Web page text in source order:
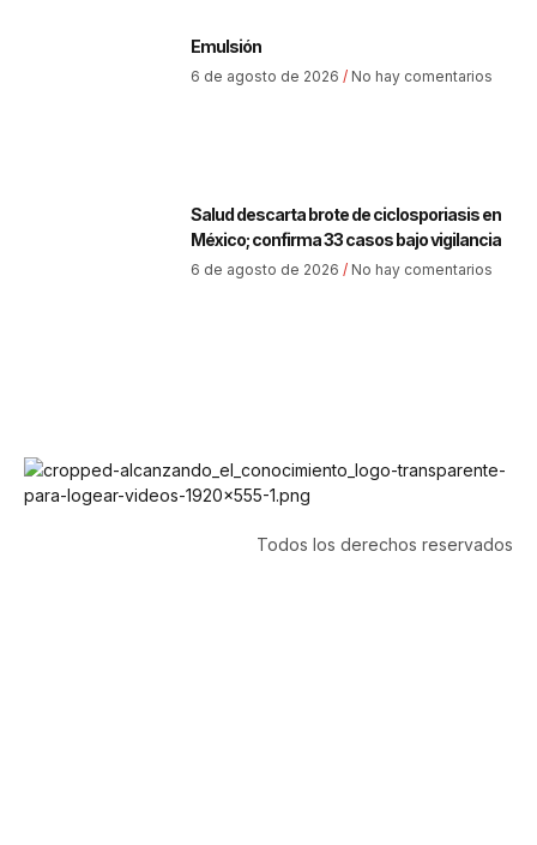
Emulsión
6 de agosto de 2026 No hay comentarios
Salud descarta brote de ciclosporiasis en
México; confirma 33 casos bajo vigilancia
6 de agosto de 2026 No hay comentarios
Todos los derechos reservados